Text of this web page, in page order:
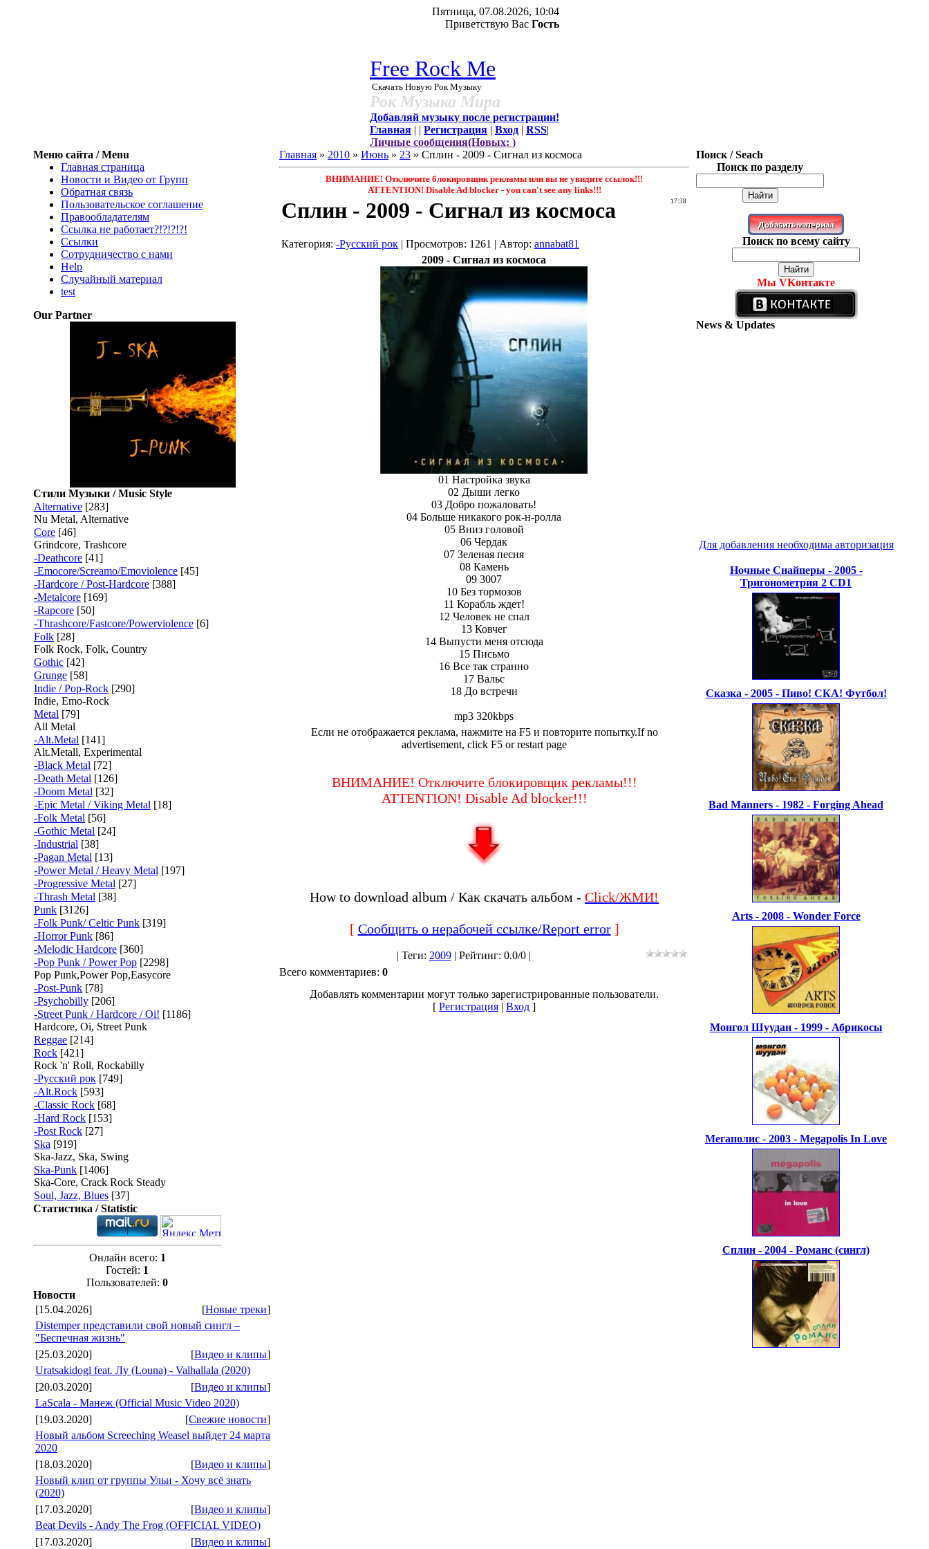
Пятница, 07.08.2026, 10:04
Приветствую Вас Гость
Free Rock Me
Скачать Новую Рок Музыку
Рок Музыка Мира
Добавляй музыку после регистрации!
Главная | | Регистрация | Вход | RSS|
Личные сообщения(Новых: )
Меню сайта / Menu
Главная страница
Новости и Видео от Групп
Обратная связь
Пользовательское соглашение
Правообладателям
Ссылка не работает?!?!?!?!
Ссылки
Сотрудничество с нами
Help
Cлучайный материал
test
Our Partner
Стили Музыки / Music Style
Alternative [283]
Nu Metal, Alternative
Core [46]
Grindcore, Trashcore
-Deathcore [41]
-Emocore/Screamo/Emoviolence [45]
-Hardcore / Post-Hardcore [388]
-Metalcore [169]
-Rapcore [50]
-Thrashcore/Fastcore/Powerviolence [6]
Folk [28]
Folk Rock, Folk, Country
Gothic [42]
Grunge [58]
Indie / Pop-Rock [290]
Indie, Emo-Rock
Metal [79]
All Metal
-Alt.Metal [141]
Alt.Metall, Experimental
-Black Metal [72]
-Death Metal [126]
-Doom Metal [32]
-Epic Metal / Viking Metal [18]
-Folk Metal [56]
-Gothic Metal [24]
-Industrial [38]
-Pagan Metal [13]
-Power Metal / Heavy Metal [197]
-Progressive Metal [27]
-Thrash Metal [38]
Punk [3126]
-Folk Punk/ Celtic Punk [319]
-Horror Punk [86]
-Melodic Hardcore [360]
-Pop Punk / Power Pop [2298]
Pop Punk,Power Pop,Easycore
-Post-Punk [78]
-Psychobilly [206]
-Street Punk / Hardcore / Oi! [1186]
Hardcore, Oi, Street Punk
Reggae [214]
Rock [421]
Rock 'n' Roll, Rockabilly
-Русский рок [749]
-Alt.Rock [593]
-Classic Rock [68]
-Hard Rock [153]
-Post Rock [27]
Ska [919]
Ska-Jazz, Ska, Swing
Ska-Punk [1406]
Ska-Core, Crack Rock Steady
Soul, Jazz, Blues [37]
Статистика / Statistic
Онлайн всего: 1
Гостей: 1
Пользователей: 0
Новости
[15.04.2026]
[Новые треки]
Distemper представили свой новый сингл –
"Беспечная жизнь"
[25.03.2020]
[Видео и клипы]
Uratsakidogi feat. Лу (Louna) - Valhallala (2020)
[20.03.2020]
[Видео и клипы]
LaScala - Манеж (Official Music Video 2020)
[19.03.2020]
[Свежие новости]
Новый альбом Screeching Weasel выйдет 24 марта
2020
[18.03.2020]
[Видео и клипы]
Новый клип от группы Ульи - Хочу всё знать
(2020)
[17.03.2020]
[Видео и клипы]
Beat Devils - Andy The Frog (OFFICIAL VIDEO)
[17.03.2020]
[Видео и клипы]
Главная » 2010 » Июнь » 23 » Сплин - 2009 - Сигнал из космоса
ВНИМАНИЕ! Отключите блокировщик рекламы или вы не увидите ссылок!!!
ATTENTION! Disable Ad blocker - you саn't see any links!!!
17:38
Сплин - 2009 - Сигнал из космоса
Категория: -Русский рок | Просмотров: 1261 | Автор: annabat81
2009 - Сигнал из космоса
01 Настройка звука
02 Дыши легко
03 Добро пожаловать!
04 Больше никакого рок-н-ролла
05 Вниз головой
06 Чердак
07 Зеленая песня
08 Камень
09 3007
10 Без тормозов
11 Корабль ждет!
12 Человек не спал
13 Ковчег
14 Выпусти меня отсюда
15 Письмо
16 Все так странно
17 Вальс
18 До встречи
mp3 320kbps
Если не отображается реклама, нажмите на F5 и повторите попытку.If no
advertisement, click F5 or restart page
ВНИМАНИЕ! Отключите блокировщик рекламы!!!
ATTENTION! Disable Ad blocker!!!
How to download album / Как скачать альбом - Click/ЖМИ!
[ Сообщить о нерабочей ссылке/Report error]
| Теги: 2009| Рейтинг: 0.0/0 |
Всего комментариев: 0
Добавлять комментарии могут только зарегистрированные пользователи.
[ Регистрация | Вход ]
Поиск / Seach
Поиск по разделу
Поиск по всему сайту
Мы VKонтакте
News & Updates
Для добавления необходима авторизация
Ночные Снайперы - 2005 -
Тригонометрия 2 CD1
Сказка - 2005 - Пиво! СКА! Футбол!
Bad Manners - 1982 - Forging Ahead
Arts - 2008 - Wonder Force
Монгол Шуудан - 1999 - Абрикосы
Мегаполис - 2003 - Megapolis In Love
Сплин - 2004 - Романс (сингл)